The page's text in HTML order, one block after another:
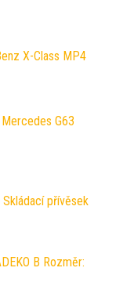
X-Class MP4
G63
přívěsek
B Rozměr: